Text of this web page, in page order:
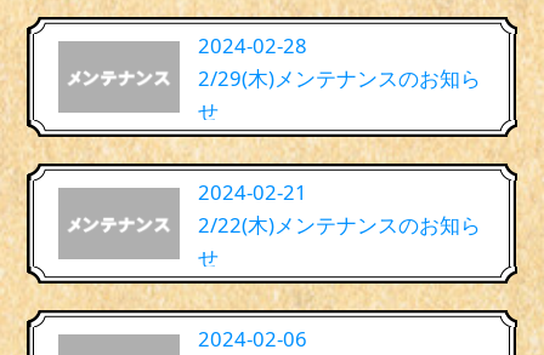
2024-02-28
2/29(木)メンテナンスのお知ら
せ
2024-02-21
2/22(木)メンテナンスのお知ら
せ
2024-02-06